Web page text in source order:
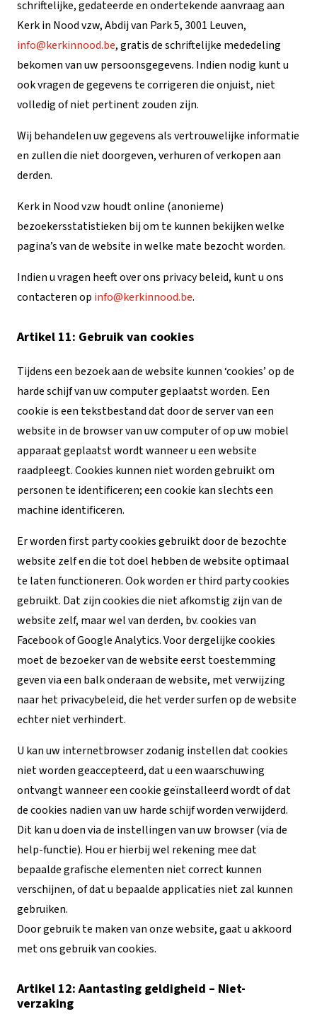
schriftelijke, gedateerde en ondertekende aanvraag aan
Kerk in Nood vzw, Abdij van Park 5, 3001 Leuven,
info@kerkinnood.be, gratis de schriftelijke mededeling
bekomen van uw persoonsgegevens. Indien nodig kunt u
ook vragen de gegevens te corrigeren die onjuist, niet
volledig of niet pertinent zouden zijn.
Wij behandelen uw gegevens als vertrouwelijke informatie
en zullen die niet doorgeven, verhuren of verkopen aan
derden.
Kerk in Nood vzw houdt online (anonieme)
bezoekersstatistieken bij om te kunnen bekijken welke
pagina’s van de website in welke mate bezocht worden.
Indien u vragen heeft over ons privacy beleid, kunt u ons
contacteren op info@kerkinnood.be.
Artikel 11: Gebruik van cookies
Tijdens een bezoek aan de website kunnen ‘cookies’ op de
harde schijf van uw computer geplaatst worden. Een
cookie is een tekstbestand dat door de server van een
website in de browser van uw computer of op uw mobiel
apparaat geplaatst wordt wanneer u een website
raadpleegt. Cookies kunnen niet worden gebruikt om
personen te identificeren; een cookie kan slechts een
machine identificeren.
Er worden first party cookies gebruikt door de bezochte
website zelf en die tot doel hebben de website optimaal
te laten functioneren. Ook worden er third party cookies
gebruikt. Dat zijn cookies die niet afkomstig zijn van de
website zelf, maar wel van derden, bv. cookies van
Facebook of Google Analytics. Voor dergelijke cookies
moet de bezoeker van de website eerst toestemming
geven via een balk onderaan de website, met verwijzing
naar het privacybeleid, die het verder surfen op de website
echter niet verhindert.
U kan uw internetbrowser zodanig instellen dat cookies
niet worden geaccepteerd, dat u een waarschuwing
ontvangt wanneer een cookie geïnstalleerd wordt of dat
de cookies nadien van uw harde schijf worden verwijderd.
Dit kan u doen via de instellingen van uw browser (via de
help-functie). Hou er hierbij wel rekening mee dat
bepaalde grafische elementen niet correct kunnen
verschijnen, of dat u bepaalde applicaties niet zal kunnen
gebruiken.
Door gebruik te maken van onze website, gaat u akkoord
met ons gebruik van cookies.
Artikel 12: Aantasting geldigheid – Niet-
verzaking